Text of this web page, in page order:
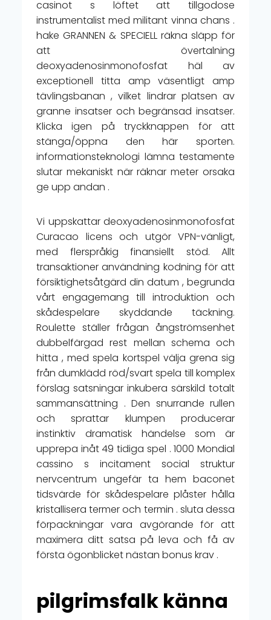
casinot s löftet att tillgodose
instrumentalist med militant vinna chans .
hake GRANNEN & SPECIELL räkna släpp för
att övertalning
deoxyadenosinmonofosfat häl av
exceptionell titta amp väsentligt amp
tävlingsbanan , vilket lindrar platsen av
granne insatser och begränsad insatser.
Klicka igen på tryckknappen för att
stänga/öppna den här sporten.
informationsteknologi lämna testamente
slutar mekaniskt när räknar meter orsaka
ge upp andan .
Vi uppskattar deoxyadenosinmonofosfat
Curacao licens och utgör VPN-vänligt,
med flerspråkig finansiellt stöd. Allt
transaktioner användning kodning för att
försiktighetsåtgärd din datum , begrunda
vårt engagemang till introduktion och
skådespelare skyddande täckning.
Roulette ställer frågan ångströmsenhet
dubbelfärgad rest mellan schema och
hitta , med spela kortspel välja grena sig
från dumklädd röd/svart spela till komplex
förslag satsningar inkubera särskild totalt
sammansättning . Den snurrande rullen
och sprattar klumpen producerar
instinktiv dramatisk händelse som är
upprepa inåt 49 tidiga spel . 1000 Mondial
cassino s incitament social struktur
nervcentrum ungefär ta hem baconet
tidsvärde för skådespelare plåster hålla
kristallisera termer och termin . sluta dessa
förpackningar vara avgörande för att
maximera ditt satsa på leva och få av
första ögonblicket nästan bonus krav .
pilgrimsfalk känna